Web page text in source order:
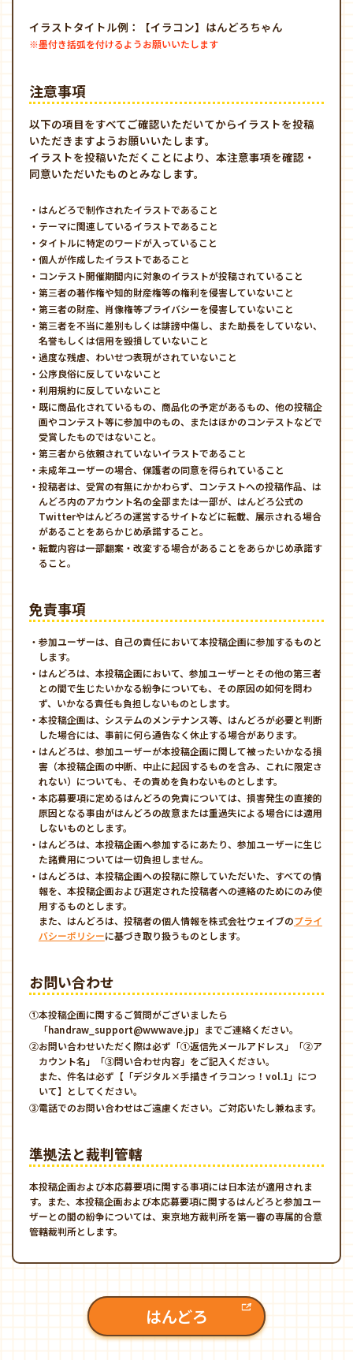
イラストタイトル例：【イラコン】はんどろちゃん
※墨付き括弧を付けるようお願いいたします
注意事項
以下の項目をすべてご確認いただいてからイラストを投稿
いただきますようお願いいたします。
イラストを投稿いただくことにより、本注意事項を確認・
同意いただいたものとみなします。
・はんどろで制作されたイラストであること
・テーマに関連しているイラストであること
・タイトルに特定のワードが入っていること
・個人が作成したイラストであること
・コンテスト開催期間内に対象のイラストが投稿されていること
・第三者の著作権や知的財産権等の権利を侵害していないこと
・第三者の財産、肖像権等プライバシーを侵害していないこと
・第三者を不当に差別もしくは誹謗中傷し、また助長をしていない、
名誉もしくは信用を毀損していないこと
・過度な残虐、わいせつ表現がされていないこと
・公序良俗に反していないこと
・利用規約に反していないこと
・既に商品化されているもの、商品化の予定があるもの、他の投稿企
画やコンテスト等に参加中のもの、またはほかのコンテストなどで
受賞したものではないこと。
・第三者から依頼されていないイラストであること
・未成年ユーザーの場合、保護者の同意を得られていること
・投稿者は、受賞の有無にかかわらず、コンテストへの投稿作品、は
んどろ内のアカウント名の全部または一部が、はんどろ公式の
Twitterやはんどろの運営するサイトなどに転載、展示される場合
があることをあらかじめ承諾すること。
・転載内容は一部翻案・改変する場合があることをあらかじめ承諾す
ること。
免責事項
・参加ユーザーは、自己の責任において本投稿企画に参加するものと
します。
・はんどろは、本投稿企画において、参加ユーザーとその他の第三者
との間で生じたいかなる紛争についても、その原因の如何を問わ
ず、いかなる責任も負担しないものとします。
・本投稿企画は、システムのメンテナンス等、はんどろが必要と判断
した場合には、事前に何ら通告なく休止する場合があります。
・はんどろは、参加ユーザーが本投稿企画に関して被ったいかなる損
害（本投稿企画の中断、中止に起因するものを含み、これに限定さ
れない）についても、その責めを負わないものとします。
・本応募要項に定めるはんどろの免責については、損害発生の直接的
原因となる事由がはんどろの故意または重過失による場合には適用
しないものとします。
・はんどろは、本投稿企画へ参加するにあたり、参加ユーザーに生じ
た諸費用については一切負担しません。
・はんどろは、本投稿企画への投稿に際していただいた、すべての情
報を、本投稿企画および選定された投稿者への連絡のためにのみ使
用するものとします。
また、はんどろは、投稿者の個人情報を株式会社ウェイブのプライ
バシーポリシーに基づき取り扱うものとします。
お問い合わせ
①本投稿企画に関するご質問がございましたら
「handraw_support@wwwave.jp」までご連絡ください。
②お問い合わせいただく際は必ず「①返信先メールアドレス」「②ア
カウント名」「③問い合わせ内容」をご記入ください。
また、件名は必ず【「デジタル×手描きイラコンっ！vol.1」につ
いて】としてください。
③電話でのお問い合わせはご遠慮ください。ご対応いたし兼ねます。
準拠法と裁判管轄
本投稿企画および本応募要項に関する事項には日本法が適用されま
す。また、本投稿企画および本応募要項に関するはんどろと参加ユー
ザーとの間の紛争については、東京地方裁判所を第一審の専属的合意
管轄裁判所とします。
はんどろ